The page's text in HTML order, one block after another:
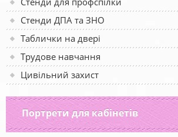
Стенди ДПА та ЗНО
Таблички на двері
Трудове навчання
Цивільний захист
Портрети для кабінетів